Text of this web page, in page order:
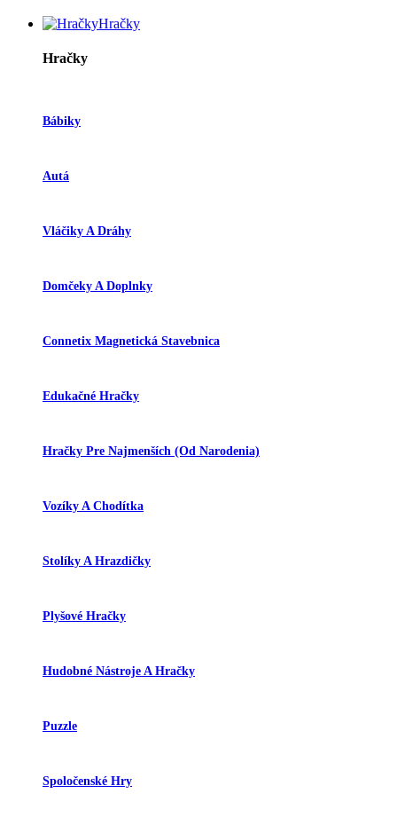
Hračky
Hračky
Bábiky
Autá
Vláčiky A Dráhy
Domčeky A Doplnky
Connetix Magnetická Stavebnica
Edukačné Hračky
Hračky Pre Najmenších (od Narodenia)
Vozíky A Chodítka
Stolíky A Hrazdičky
Plyšové Hračky
Hudobné Nástroje A Hračky
Puzzle
Spoločenské Hry